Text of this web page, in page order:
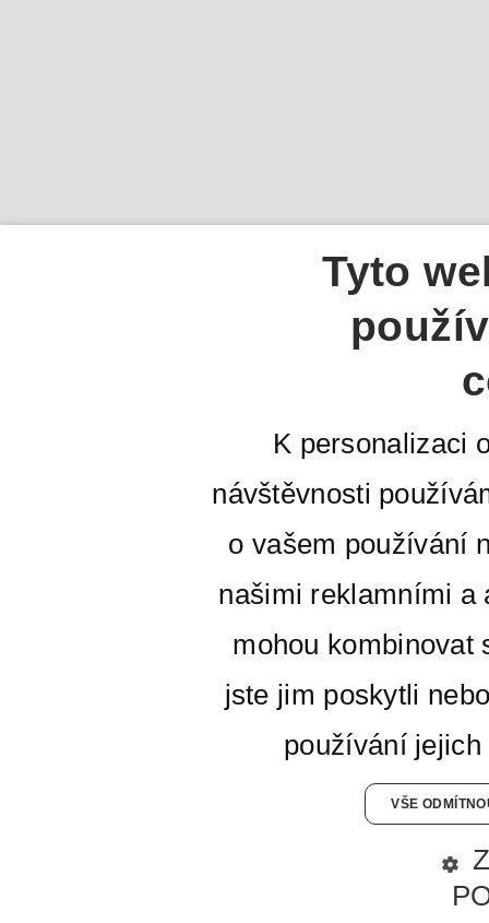
Tyto
K personalizaci
návštěvnosti
o vašem používání
našimi reklamními a
mohou kombinovat
jste jim poskytli
používání
VŠE